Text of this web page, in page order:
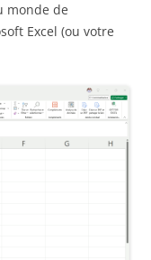
monde de
Excel (ou votre